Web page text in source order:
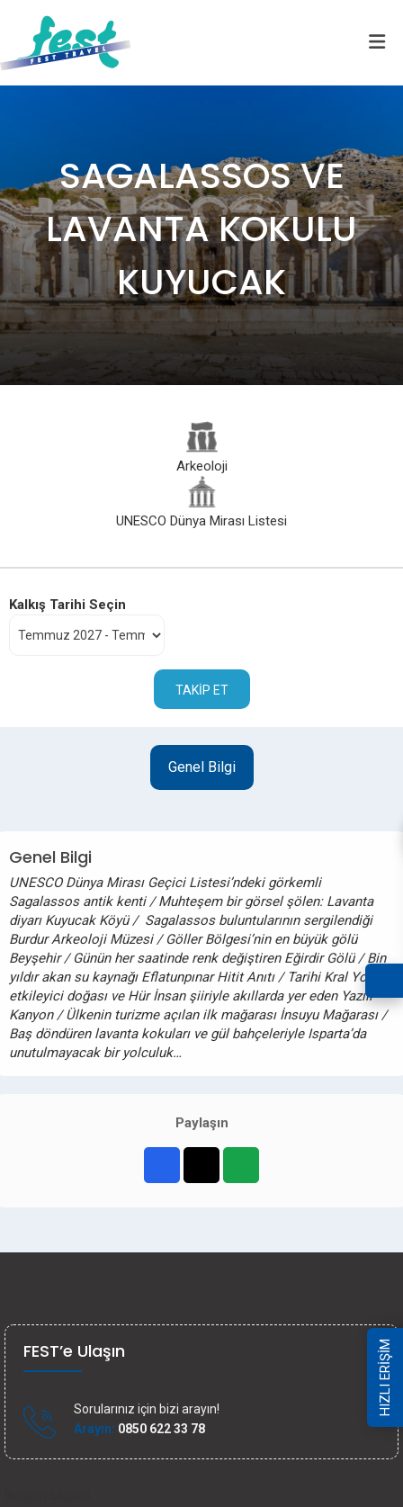
SAGALASSOS VE
LAVANTA KOKULU
KUYUCAK
Arkeoloji
UNESCO Dünya Mirası Listesi
Kalkış Tarihi Seçin
TAKIP ET
Genel Bilgi
Genel Bilgi
UNESCO Dünya Mirası Geçici Listesi’ndeki görkemli
Sagalassos antik kenti / Muhteşem bir görsel şölen: Lavanta
diyarı Kuyucak Köyü / Sagalassos buluntularının sergilendiği
Burdur Arkeoloji Müzesi / Göller Bölgesi’nin en büyük gölü
Beyşehir / Günün her saatinde renk değiştiren Eğirdir Gölü / Bin
yıldır akan su kaynağı Eflatunpınar Hitit Anıtı / Tarihi Kral Yolu,
etkileyici doğası ve Hür İnsan şiiriyle akıllarda yer eden Yazılı
Kanyon / Ülkenin turizme açılan ilk mağarası İnsuyu Mağarası /
Baş döndüren lavanta kokuları ve gül bahçeleriyle Isparta’da
unutulmayacak bir yolculuk…
Paylaşın
HIZLI ERİŞİM
FEST’e Ulaşın
Sorularınız için bizi arayın!
Arayın: 0850 622 33 78